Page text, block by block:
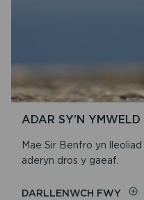
ADAR SY’N
Mae Sir Benfro yn
aderyn dros y gaeaf.
DARLLENWCH FWYON